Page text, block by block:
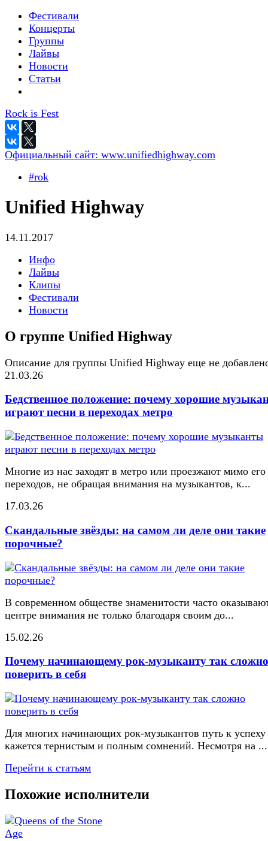
Фестивали
Концерты
Группы
Лайвы
Новости
Статьи
Rock is Fest
Официальный сайт: www.unifiedhighway.com
#rok
Unified Highway
14.11.2017
Инфо
Лайвы
Клипы
Фестивали
Новости
О группе Unified Highway
Описание для группы Unified Highway еще не
21.03.26
Бедственное положение: почему хорошие
играют песни в переходах метро
Многие из нас заходят в метро или проезжают мимо его
переходов, не обращая внимания на музыкантов, к...
17.03.26
Скандальные звёзды: на самом ли деле они такие
порочные?
В современном обществе знаменитости часто
центре внимания не только благодаря своим до...
15.02.26
Почему начинающему рок-музыканту так сложно
поверить в себя
Для многих начинающих рок-музыкантов путь к успеху
кажется тернистым и полным сомнений. Несмотря на ...
Перейти к статьям
Похожие исполнители